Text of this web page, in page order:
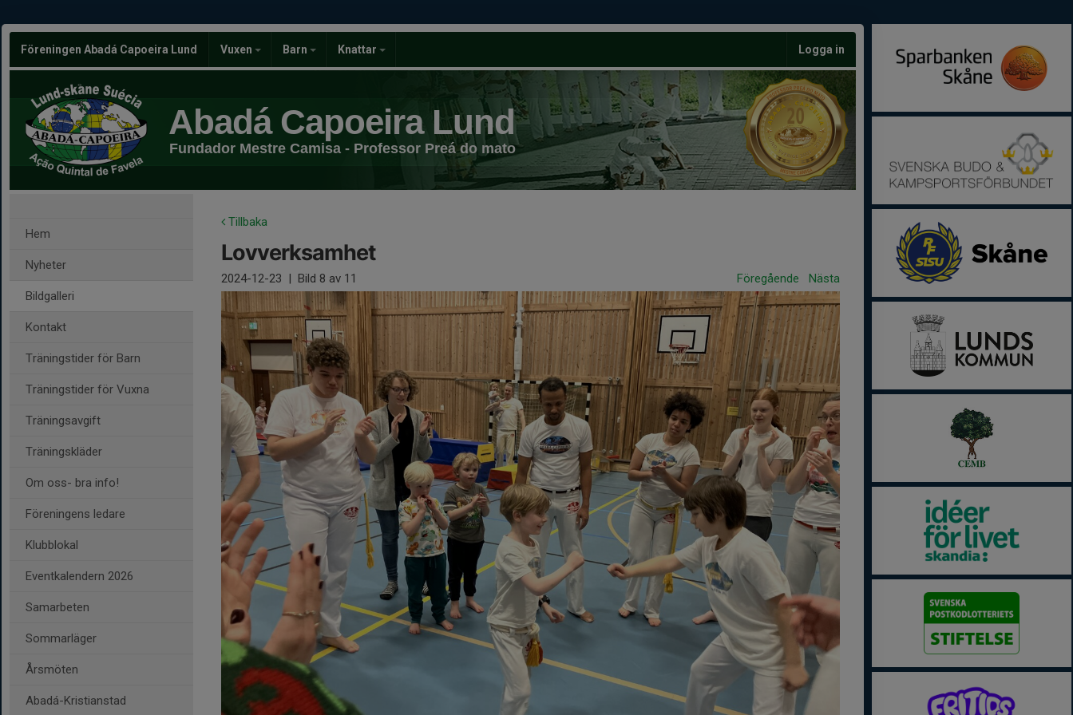
Föreningen Abadá Capoeira Lund Vuxen Barn Knattar Logga in
Abadá Capoeira Lund
Fundador Mestre Camisa - Professor Preá do mato
Hem
Nyheter
Bildgalleri
Kontakt
Träningstider för Barn
Träningstider för Vuxna
Träningsavgift
Träningskläder
Om oss- bra info!
Föreningens ledare
Klubblokal
Eventkalendern 2026
Samarbeten
Sommarläger
Årsmöten
Abadá-Kristianstad
Tillbaka
Lovverksamhet
2024-12-23 | Bild 8 av 11 Föregående Nästa